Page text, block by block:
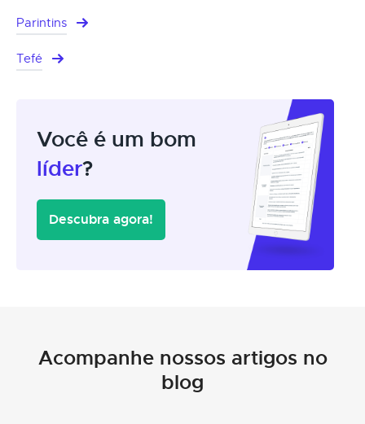
Parintins
Tefé
Você é um bom
líder?
Descubra agora!
Acompanhe nossos artigos no
blog